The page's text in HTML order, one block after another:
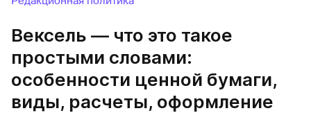
Вексель — что это такое
простыми словами:
особенности ценной бумаги,
виды, расчеты, оформление